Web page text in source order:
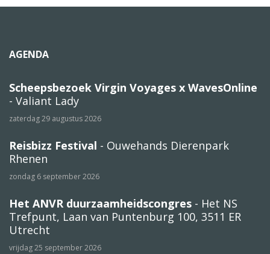
AGENDA
Scheepsbezoek Virgin Voyages x WavesOnline
- Valiant Lady
zaterdag 29 augustus 2026
Reisbizz Festival - Ouwehands Dierenpark
Rhenen
zondag 6 september 2026
Het ANVR duurzaamheidscongres - Het NS
Trefpunt, Laan van Puntenburg 100, 3511 ER
Utrecht
vrijdag 25 september 2026